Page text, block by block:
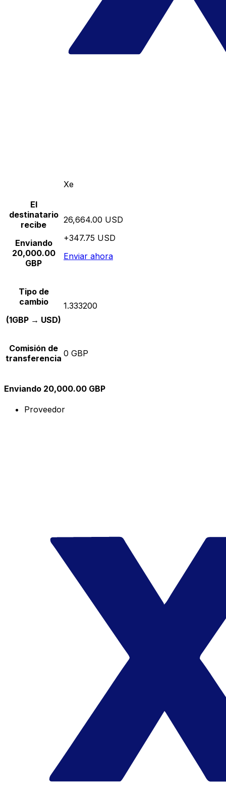
Xe
El
destinatario
recibe
Enviando
20,000.00
GBP
26,664.00 USD
+347.75 USD
Enviar ahora
Tipo de
cambio
(1GBP → USD)
1.333200
Comisión de
transferencia 0 GBP
Enviando 20,000.00 GBP
Proveedor